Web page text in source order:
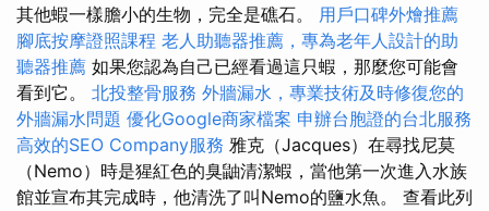
其他蝦一樣膽小的生物，完全是礁石。 用戶口碑外燴推薦
腳底按摩證照課程 老人助聽器推薦，專為老年人設計的助
聽器推薦 如果您認為自己已經看過這只蝦，那麼您可能會
看到它。 北投整骨服務 外牆漏水，專業技術及時修復您的
外牆漏水問題 優化Google商家檔案 申辦台胞證的台北服務
高效的SEO Company服務 雅克（Jacques）在尋找尼莫
（Nemo）時是猩紅色的臭鼬清潔蝦，當他第一次進入水族
館並宣布其完成時，他清洗了叫Nemo的鹽水魚。 查看此列